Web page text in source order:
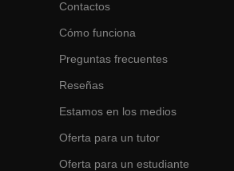
Contactos
Cómo funciona
Preguntas frecuentes
Reseñas
Estamos en los medios
Oferta para un tutor
Oferta para un estudiante